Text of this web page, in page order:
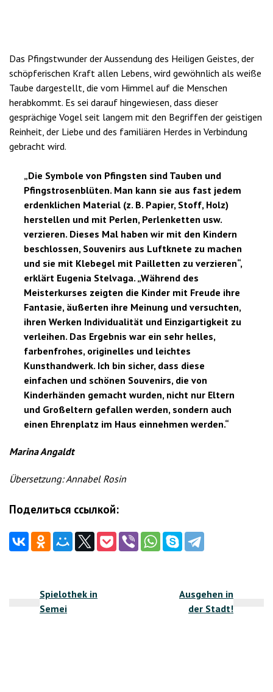
Das Pfingstwunder der Aussendung des Heiligen Geistes, der
schöpferischen Kraft allen Lebens, wird gewöhnlich als weiße
Taube dargestellt, die vom Himmel auf die Menschen
herabkommt. Es sei darauf hingewiesen, dass dieser
gesprächige Vogel seit langem mit den Begriffen der geistigen
Reinheit, der Liebe und des familiären Herdes in Verbindung
gebracht wird.
„Die Symbole von Pfingsten sind Tauben und
Pfingstrosenblüten. Man kann sie aus fast jedem
erdenklichen Material (z. B. Papier, Stoff, Holz)
herstellen und mit Perlen, Perlenketten usw.
verzieren. Dieses Mal haben wir mit den Kindern
beschlossen, Souvenirs aus Luftknete zu machen
und sie mit Klebegel mit Pailletten zu verzieren“,
erklärt Eugenia Stelvaga. „Während des
Meisterkurses zeigten die Kinder mit Freude ihre
Fantasie, äußerten ihre Meinung und versuchten,
ihren Werken Individualität und Einzigartigkeit zu
verleihen. Das Ergebnis war ein sehr helles,
farbenfrohes, originelles und leichtes
Kunsthandwerk. Ich bin sicher, dass diese
einfachen und schönen Souvenirs, die von
Kinderhänden gemacht wurden, nicht nur Eltern
und Großeltern gefallen werden, sondern auch
einen Ehrenplatz im Haus einnehmen werden.“
Marina Angaldt
Übersetzung: Annabel Rosin
Поделиться ссылкой:
Spielothek in
Semei
Ausgehen in
der Stadt!